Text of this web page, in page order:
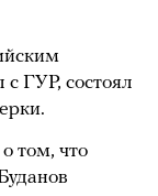
ГУР, состоял
том, что